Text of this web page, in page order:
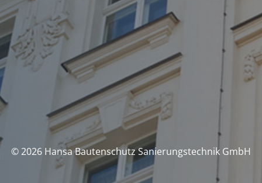
© 2026 Hansa Bautenschutz Sanierungstechnik GmbH